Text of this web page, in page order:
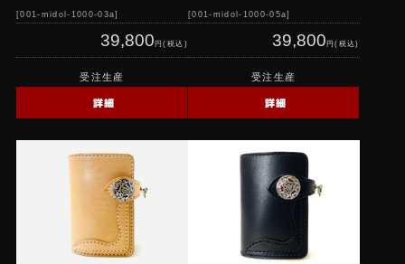
001-midol-1000-03a
39,800円(税込)
受注生産
詳細
001-midol-1000-05a
39,800円(税込)
受注生産
詳細